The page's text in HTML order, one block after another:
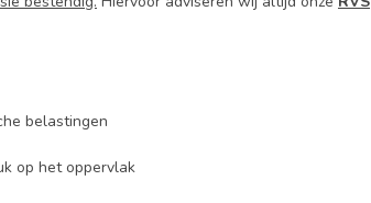
belastingen
op het oppervlak